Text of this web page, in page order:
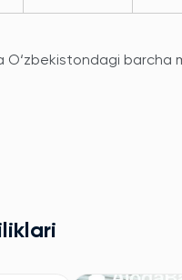
O‘zbekistondagi barcha